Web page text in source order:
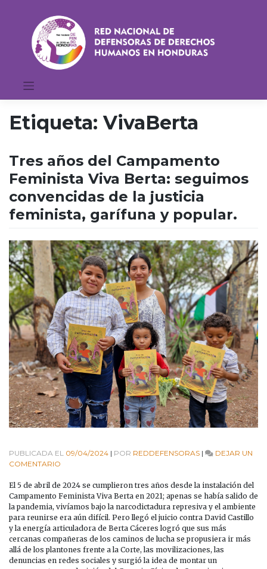
Etiqueta: VivaBerta
Tres años del Campamento
Feminista Viva Berta: seguimos
convencidas de la justicia
feminista, garífuna y popular.
PUBLICADA EL 09/04/2024 | POR REDDEFENSORAS |
DEJAR UN
COMENTARIO
AÑOS
DEL
CAMPAMENTO
FEMINISTA
VIVA
BERTA:
SEGUIMOS
CONVENCIDAS
El 5 de abril de 2024 se cumplieron tres años desde la instalación del
Campamento Feminista Viva Berta en 2021; apenas se había salido de
la pandemia, vivíamos bajo la narcodictadura represiva y el ambiente
para reunirse era aún difícil. Pero llegó el juicio contra David Castillo
y la energía articuladora de Berta Cáceres logró que sus más
cercanas compañeras de los caminos de lucha se propusiera ir más
allá de los plantones frente a la Corte, las movilizaciones, las
denuncias en redes sociales y surgió la idea de montar un